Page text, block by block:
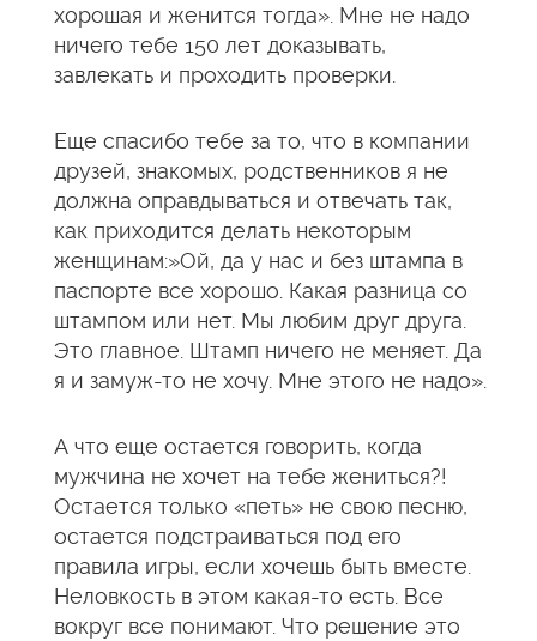
хорошая и женится тогда». Мне не надо
ничего тебе 150 лет доказывать,
завлекать и проходить проверки.
Еще спасибо тебе за то, что в компании
друзей, знакомых, родственников я не
должна оправдываться и отвечать так,
как приходится делать некоторым
женщинам:»Ой, да у нас и без штампа в
паспорте все хорошо. Какая разница со
штампом или нет. Мы любим друг друга.
Это главное. Штамп ничего не меняет. Да
я и замуж-то не хочу. Мне этого не надо».
А что еще остается говорить, когда
мужчина не хочет на тебе жениться?!
Остается только «петь» не свою песню,
остается подстраиваться под его
правила игры, если хочешь быть вместе.
Неловкость в этом какая-то есть. Все
вокруг все понимают. Что решение это